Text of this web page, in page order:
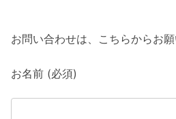
お問い合わせは、こちらからお
お名前 (必須)